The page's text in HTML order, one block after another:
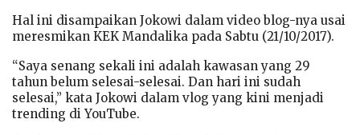
Hal ini disampaikan Jokowi dalam video blog-nya usai
meresmikan KEK Mandalika pada Sabtu (21/10/2017).
“Saya senang sekali ini adalah kawasan yang 29
tahun belum selesai-selesai. Dan hari ini sudah
selesai,” kata Jokowi dalam vlog yang kini menjadi
trending di YouTube.